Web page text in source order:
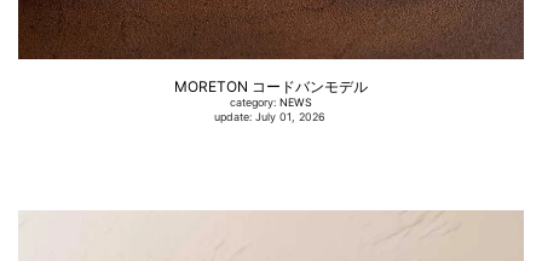
MORETON コードバンモデル
category: NEWS
update: July 01, 2026